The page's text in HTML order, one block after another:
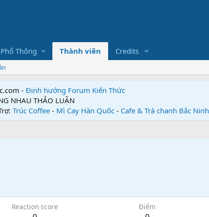
Phổ Thông Thành viên Credits
-Định hướng Forum Kiến Thức
NHAU THẢO LUẬN
Trúc Coffee - Mì Cay Hàn Quốc - Cafe & Trà chanh Bắc Ninh
Reaction score Điểm